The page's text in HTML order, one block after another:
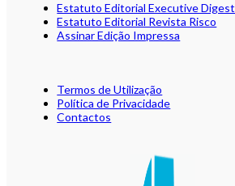
Estatuto Editorial Executive Digest
Estatuto Editorial Revista Risco
Assinar Edição Impressa
Termos de Utilização
Política de Privacidade
Contactos